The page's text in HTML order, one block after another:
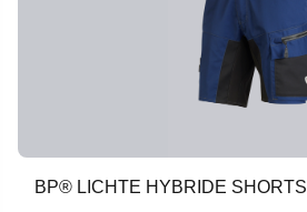
BP® LICHTE HYBRIDE SHORTS